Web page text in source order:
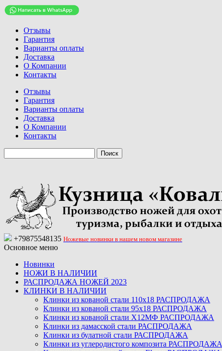
Отзывы
Гарантия
Варианты оплаты
Доставка
О Компании
Контакты
Отзывы
Гарантия
Варианты оплаты
Доставка
О Компании
Контакты
+79875548135 Ножевые новинки в нашем новом магазине
Основное меню
Новинки
НОЖИ В НАЛИЧИИ
РАСПРОДАЖА НОЖЕЙ 2023
КЛИНКИ В НАЛИЧИИ
Клинки из кованой стали 110х18 РАСПРОДАЖА
Клинки из кованой стали 95х18 РАСПРОДАЖА
Клинки из кованой стали Х12МФ РАСПРОДАЖА
Клинки из дамасской стали РАСПРОДАЖА
Клинки из булатной стали РАСПРОДАЖА
Клинки из углеродистого композита РАСПРОДАЖА